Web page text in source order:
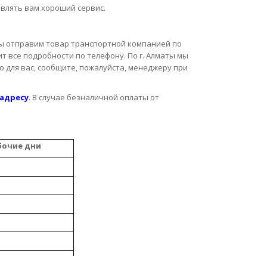
вам хороший сервис.
отправим товар транспортной компанией по
все подробности по телефону. По г. Алматы мы
для вас, сообщите, пожалуйста, менеджеру при
. В случае безналичной оплаты от
дни